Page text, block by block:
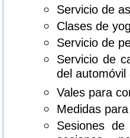
Servicio de
Clases de
Servicio de
Servicio de
del automóvil
Vales para
Medidas
Sesiones